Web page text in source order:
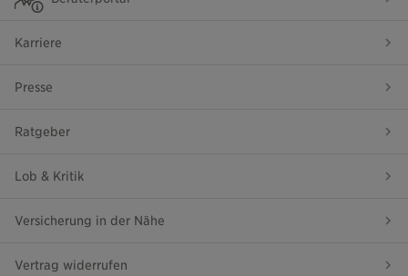
Karriere
Presse
Ratgeber
Lob & Kritik
Versicherung in der Nähe
Vertrag widerrufen